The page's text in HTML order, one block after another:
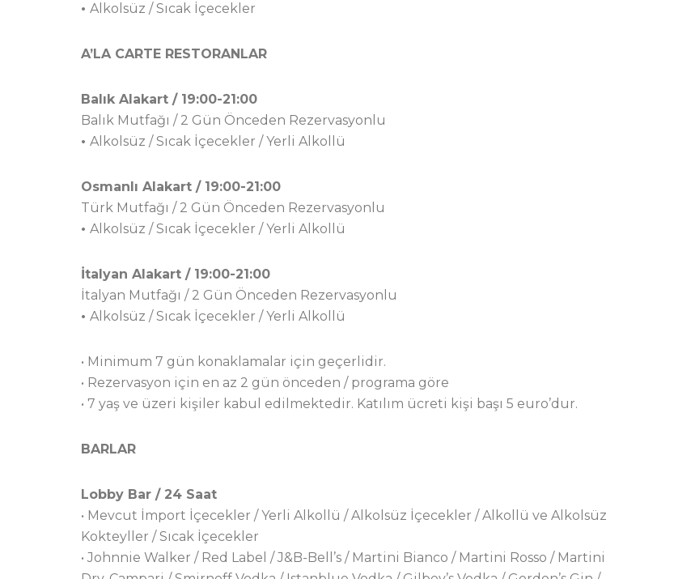
• Alkolsüz / Sıcak İçecekler
A’LA CARTE RESTORANLAR
Balık Alakart / 19:00-21:00
Balık Mutfağı / 2 Gün Önceden Rezervasyonlu
• Alkolsüz / Sıcak İçecekler / Yerli Alkollü
Osmanlı Alakart / 19:00-21:00
Türk Mutfağı / 2 Gün Önceden Rezervasyonlu
• Alkolsüz / Sıcak İçecekler / Yerli Alkollü
İtalyan Alakart / 19:00-21:00
İtalyan Mutfağı / 2 Gün Önceden Rezervasyonlu
• Alkolsüz / Sıcak İçecekler / Yerli Alkollü
• Minimum 7 gün konaklamalar için geçerlidir.
• Rezervasyon için en az 2 gün önceden / programa göre
• 7 yaş ve üzeri kişiler kabul edilmektedir. Katılım ücreti kişi başı 5 euro’dur.
BARLAR
Lobby Bar / 24 Saat
• Mevcut İmport İçecekler / Yerli Alkollü / Alkolsüz İçecekler / Alkollü ve Alkolsüz
Kokteyller / Sıcak İçecekler
• Johnnie Walker / Red Label / J&B-Bell’s / Martini Bianco / Martini Rosso / Martini